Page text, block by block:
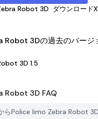
Robot 3D
ダウンロード
Robot 3Dの過去のバージ
3D 1.5
Robot 3D FAQ